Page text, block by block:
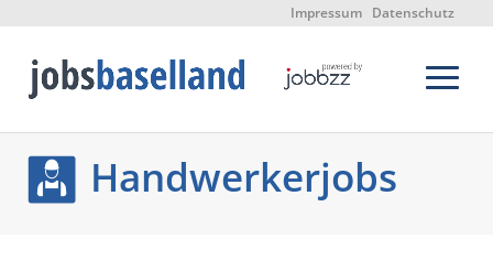
Impressum Datenschutz
Handwerkerjobs